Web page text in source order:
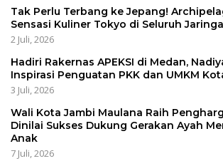
Tak Perlu Terbang ke Jepang!
Sensasi Kuliner Tokyo di Seluruh
2 Juli, 2026
Hadiri Rakernas APEKSI di Medan,
Inspirasi Penguatan PKK dan UMKM
3 Juli, 2026
Wali Kota Jambi Maulana Raih
Dinilai Sukses Dukung Gerakan Ayah
Anak
7 Juli, 2026